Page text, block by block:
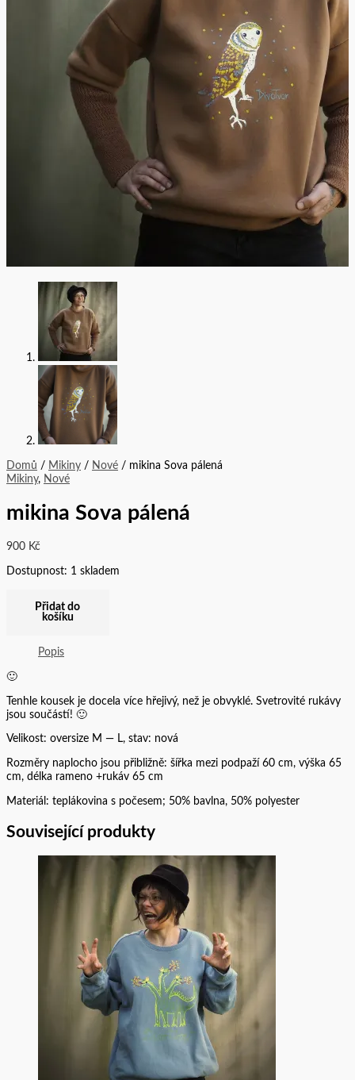
Domů / Mikiny / Nové / mikina Sova pálená
Mikiny, Nové
mikina Sova pálená
900 Kč
Dostupnost: 1 skladem
Přidat do
košíku
Popis
🙂
Tenhle kousek je docela více hřejivý, než je obvyklé. Svetrovité rukávy
jsou součástí! 🙂
Velikost: oversize M — L, stav: nová
Rozměry naplocho jsou přibližně: šířka mezi podpaží 60 cm, výška 65
cm, délka rameno +rukáv 65 cm
Materiál: teplákovina s počesem; 50% bavlna, 50% polyester
Související produkty